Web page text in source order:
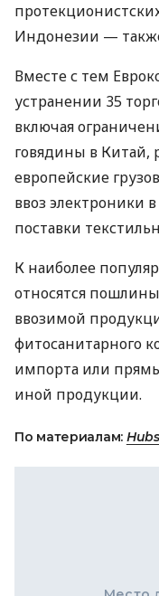
Индонезии —
Вместе с тем
устранении 35
включая
говядины в Китай,
европейские
ввоз электроники
поставки
К наиболее
относятся
ввозимой
фитосанитарного
импорта или
иной продукции.
По материалам: Hubs